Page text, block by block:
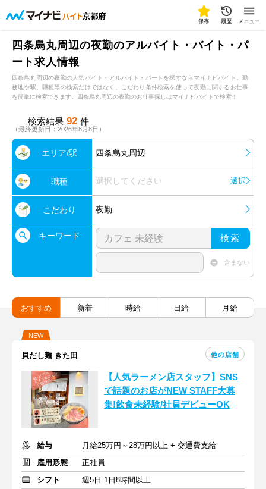
京都府
保存 履歴 メニュー
四条烏丸周辺の夜勤のアルバイト・バイト・パ
ート求人情報
四条烏丸周辺の夜勤の人気バイト・アルバイト・パートを探すならマイナビバイト。勤
務地や駅、職種等の検索だけではなく、こだわり条件検索を使って夜勤に関するお仕事
を簡単に検索できます。四条烏丸周辺の夜勤のお仕事探しはマイナビバイトで検索！
検索結果 92 件
（最終更新日：2026年8月8日）
エリア/駅 四条烏丸周辺
職種 選択してください 選択
こだわり 夜勤
キーワード 検索
含まない
おすすめ 新着 時給 日給 月給
NEW
貝だし麺 きた田 他の店舗
【人気ラーメン店スタッフ】SNS
で話題のお店がNEW STAFF大募
集!飲食未経験/社員デビューOK
給与
月給25万円～28万円以上 + 交通費支給
雇用形態
正社員
シフト
週5日 1日8時間以上